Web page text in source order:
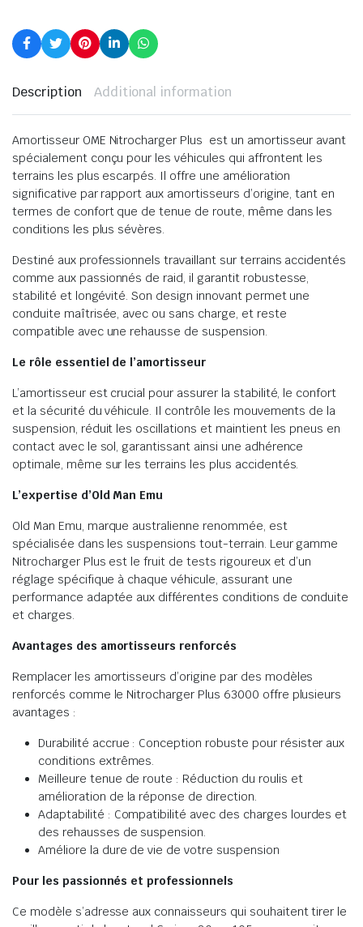
Description Additional information
Amortisseur OME Nitrocharger Plus est un amortisseur avant
spécialement conçu pour les véhicules qui affrontent les
terrains les plus escarpés. Il offre une amélioration
significative par rapport aux amortisseurs d’origine, tant en
termes de confort que de tenue de route, même dans les
conditions les plus sévères.
Destiné aux professionnels travaillant sur terrains accidentés
comme aux passionnés de raid, il garantit robustesse,
stabilité et longévité. Son design innovant permet une
conduite maîtrisée, avec ou sans charge, et reste
compatible avec une rehausse de suspension.
Le rôle essentiel de l’amortisseur
L’amortisseur est crucial pour assurer la stabilité, le confort
et la sécurité du véhicule. Il contrôle les mouvements de la
suspension, réduit les oscillations et maintient les pneus en
contact avec le sol, garantissant ainsi une adhérence
optimale, même sur les terrains les plus accidentés.
L’expertise d’Old Man Emu
Old Man Emu, marque australienne renommée, est
spécialisée dans les suspensions tout-terrain. Leur gamme
Nitrocharger Plus est le fruit de tests rigoureux et d’un
réglage spécifique à chaque véhicule, assurant une
performance adaptée aux différentes conditions de conduite
et charges.
Avantages des amortisseurs renforcés
Remplacer les amortisseurs d’origine par des modèles
renforcés comme le Nitrocharger Plus 63000 offre plusieurs
avantages :
Durabilité accrue : Conception robuste pour résister aux
conditions extrêmes.
Meilleure tenue de route : Réduction du roulis et
amélioration de la réponse de direction.
Adaptabilité : Compatibilité avec des charges lourdes et
des rehausses de suspension.
Améliore la dure de vie de votre suspension
Pour les passionnés et professionnels
Ce modèle s’adresse aux connaisseurs qui souhaitent tirer le